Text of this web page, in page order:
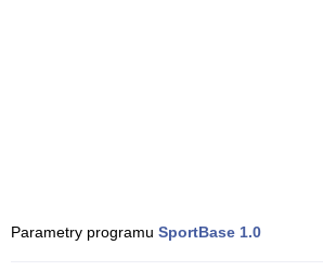
Parametry programu SportBase 1.0